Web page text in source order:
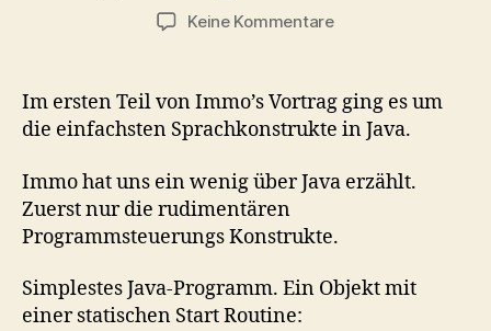
Keine Kommentarezu
1.Teil
Im ersten Teil von Immo’s Vortrag ging es um
die einfachsten Sprachkonstrukte in Java.
Immo hat uns ein wenig über Java erzählt.
Zuerst nur die rudimentären
Programmsteuerungs Konstrukte.
Simplestes Java-Programm. Ein Objekt mit
einer statischen Start Routine: